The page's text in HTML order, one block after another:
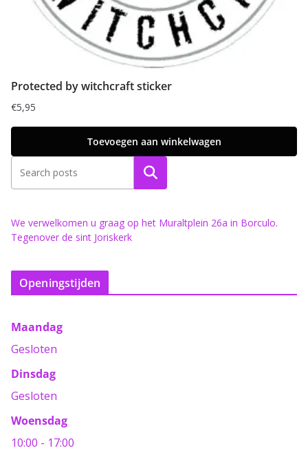
Protected by witchcraft sticker
€5,95
Toevoegen aan winkelwagen
Zoeken
We verwelkomen u graag op het Muraltplein 26a in Borculo.
Tegenover de sint Joriskerk
Openingstijden
Maandag
Gesloten
Dinsdag
Gesloten
Woensdag
10:00 - 17:00